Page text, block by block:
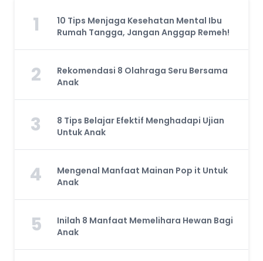
1
10 Tips Menjaga Kesehatan Mental Ibu
Rumah Tangga, Jangan Anggap Remeh!
2
Rekomendasi 8 Olahraga Seru Bersama
Anak
3
8 Tips Belajar Efektif Menghadapi Ujian
Untuk Anak
4
Mengenal Manfaat Mainan Pop it Untuk
Anak
5
Inilah 8 Manfaat Memelihara Hewan Bagi
Anak